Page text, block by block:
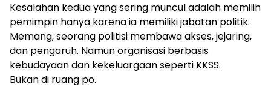
Kesalahan kedua yang sering muncul adalah memilih
pemimpin hanya karena ia memiliki jabatan politik.
Memang, seorang politisi membawa akses, jejaring,
dan pengaruh. Namun organisasi berbasis
kebudayaan dan kekeluargaan seperti KKSS.
Bukan di ruang po.